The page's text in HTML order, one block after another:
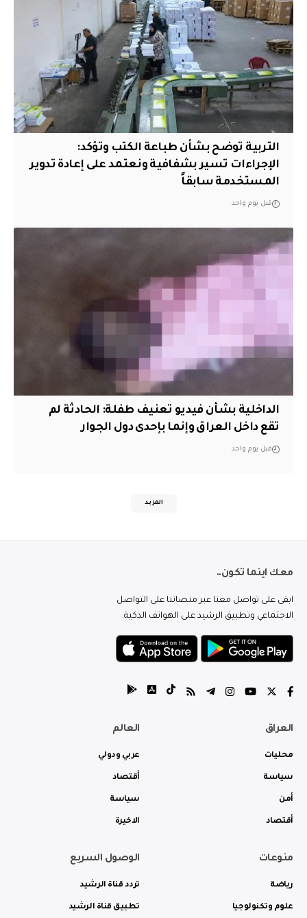
التربية توضح بشأن طباعة الكتب وتؤكد:
الإجراءات تسير بشفافية ونعتمد على إعادة تدوير
المستخدمة سابقاً
قبل يوم واحد
الداخلية بشأن فيديو تعنيف طفلة: الحادثة لم
تقع داخل العراق وإنما بإحدى دول الجوار
قبل يوم واحد
المزيد
معك اينما تكون..
ابقى على تواصل معنا عبر منصاتنا على التواصل
الاجتماعي وتطبيق الرشيد على الهواتف الذكية.
العراق
محليات
سياسة
أمن
أقتصاد
العالم
عربي ودولي
أقتصاد
سياسة
الاخيرة
منوعات
رياضة
علوم وتكنولوجيا
الوصول السريع
تردد قناة الرشيد
تطبيق قناة الرشيد